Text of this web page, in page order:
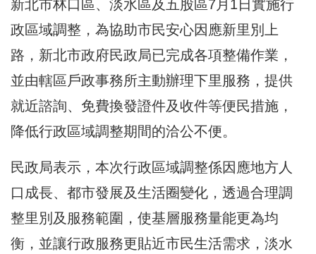
新北市林口區、淡水區及五股區7月1日實施行
政區域調整 ，為協助市民安心因應新里別上
路，新北市政府民政局已完成各項整備作業，
並由轄區戶政事務所主動辦理下里服務，提供
就近諮詢、免費換發證件及收件等便民措施，
降低行政區域調整期間的洽公不便。
民政局表示，本次行政區域調整係因應地方人
口成長、都市發展及生活圈變化，透過合理調
整里別及服務範圍，使基層服務量能更為均
衡，並讓行政服務更貼近市民生活需求，淡水